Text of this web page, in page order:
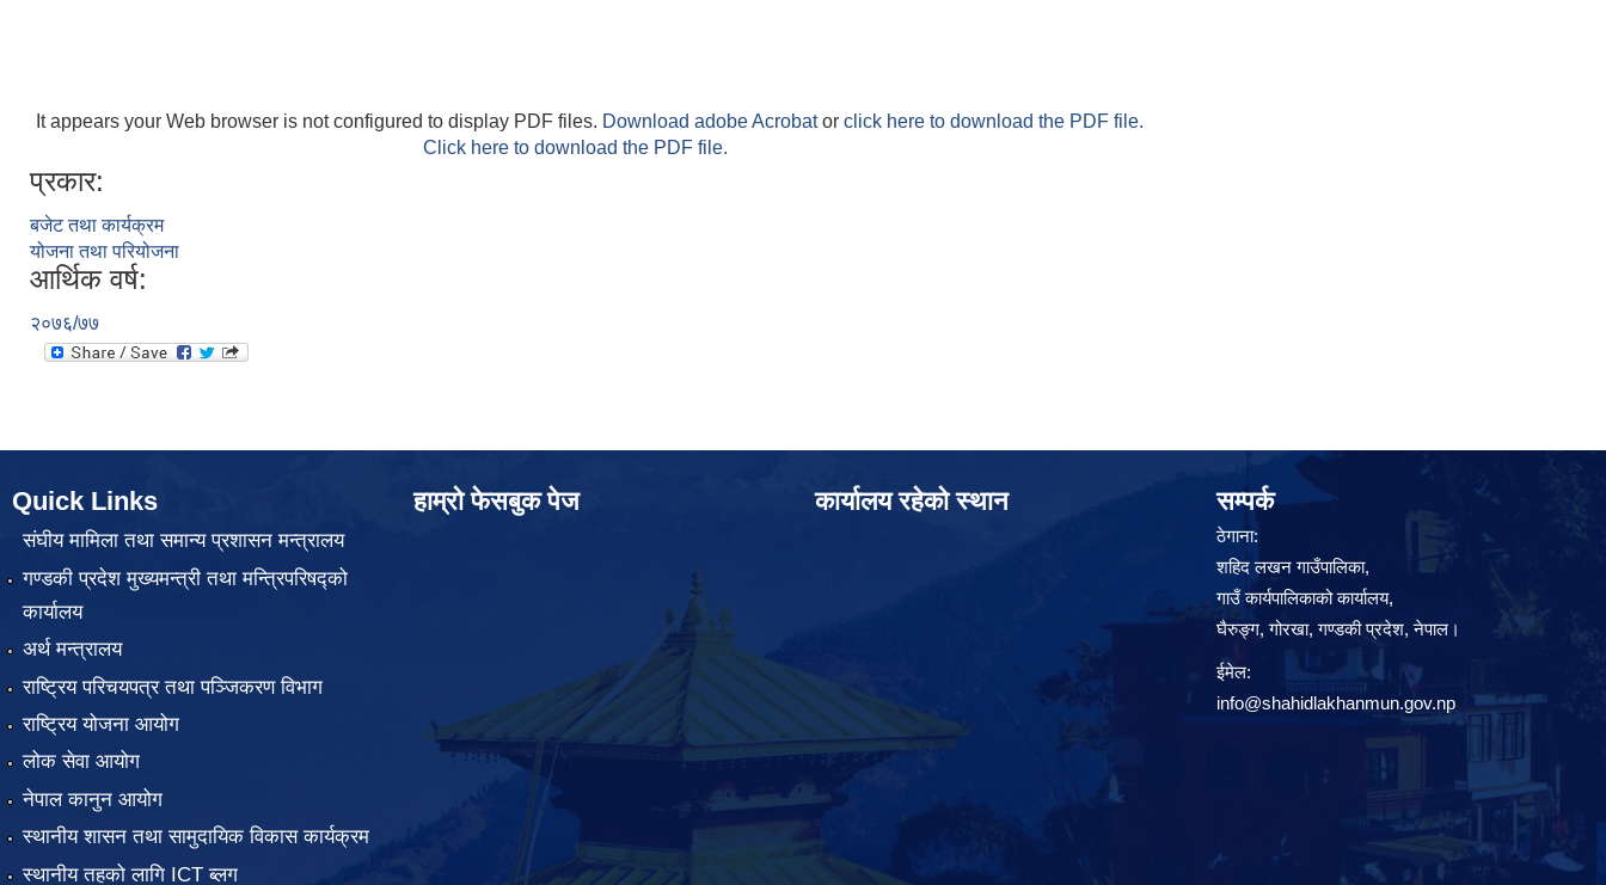
It appears your Web browser is not configured to display PDF files. Download adobe Acrobator click here to download the PDF file.
Click here to download the PDF file.
प्रकार:
बजेट तथा कार्यक्रम
योजना तथा परियोजना
आर्थिक वर्ष:
२०७६/७७
Quick Links
संघीय मामिला तथा समान्य प्रशासन मन्त्रालय
गण्डकी प्रदेश मुख्यमन्त्री तथा मन्त्रिपरिषद्को
कार्यालय
अर्थ मन्त्रालय
राष्ट्रिय परिचयपत्र तथा पञ्जिकरण विभाग
राष्ट्रिय योजना आयोग
लोक सेवा आयोग
नेपाल कानुन आयोग
स्थानीय शासन तथा सामुदायिक विकास कार्यक्रम
स्थानीय तहको लागि ICT ब्लग
हाम्रो फेसबुक पेज कार्यालय रहेको स्थान सम्पर्क
ठेगाना:
शहिद लखन गाउँपालिका,
गाउँ कार्यपालिकाको कार्यालय,
घैरुङ्ग, गोरखा, गण्डकी प्रदेश, नेपाल।
ईमेल:
info@shahidlakhanmun.gov.np